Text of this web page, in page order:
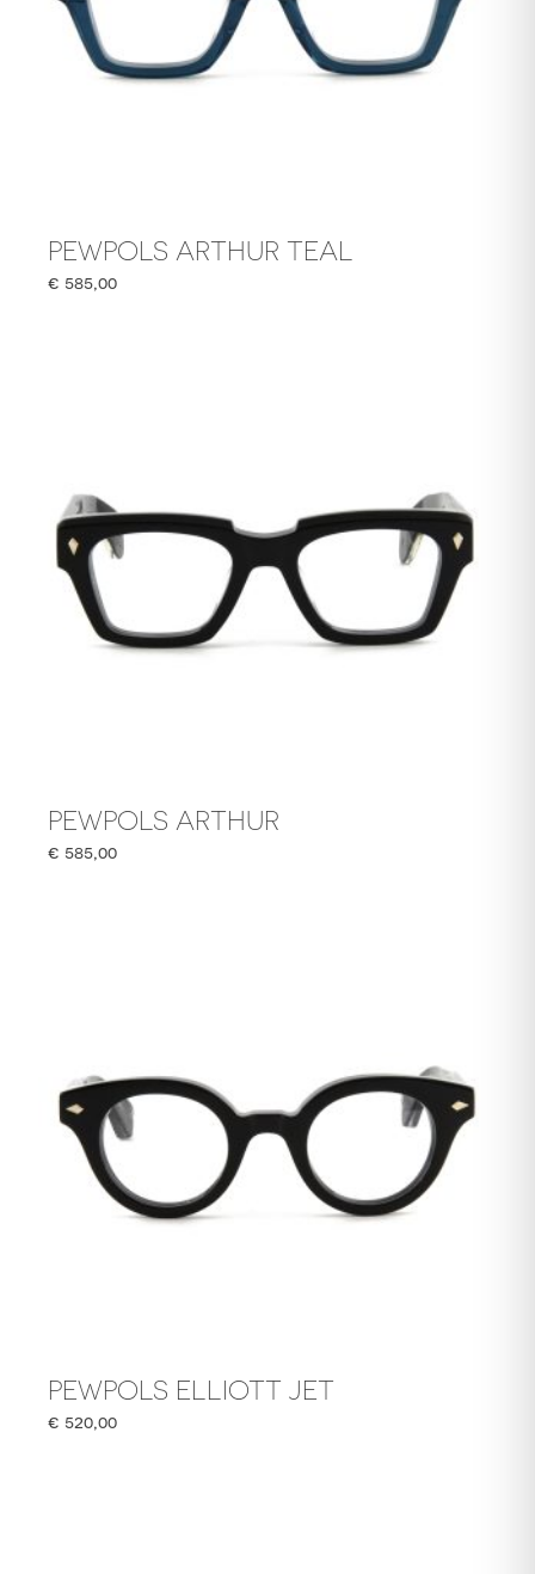
PEWPOLS ARTHUR TEAL
€ 585,00
PEWPOLS ARTHUR
€ 585,00
PEWPOLS ELLIOTT JET
€ 520,00